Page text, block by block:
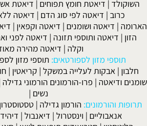
השוקולד | דיאטת חומץ תפוחים | דיאטת
כרוב | דיאטה לפי סוג הדם | דיאטה
הארומה | דיאטה ושומנים | דיאטה וקפאין |
הזון | דיאטה ותוספי תזונה | דיאטה לפני
וקלה | דיאטה מהירה
תוספי מזון לספורטאים: תוספי מזון
חלבון | אבקות לעלייה במשקל | קריאטין |
שומנים ודיאטה | פרו-הורמונים הורמוני גדילה
נשים |
תרופות והורמונים: הורמון גדילה |טסטוסטרון
אנאבוליים | וינסטרול | דיאנבול |